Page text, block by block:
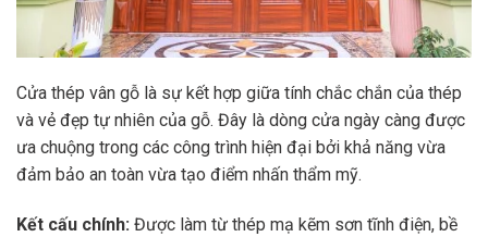
Cửa thép vân gỗ là sự kết hợp giữa tính chắc chắn của thép
và vẻ đẹp tự nhiên của gỗ. Đây là dòng cửa ngày càng được
ưa chuộng trong các công trình hiện đại bởi khả năng vừa
đảm bảo an toàn vừa tạo điểm nhấn thẩm mỹ.
Kết cấu chính: Được làm từ thép mạ kẽm sơn tĩnh điện, bề